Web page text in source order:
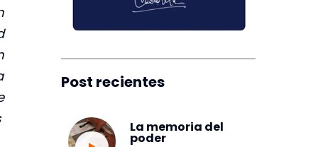
Post recientes
La memoria del
poder